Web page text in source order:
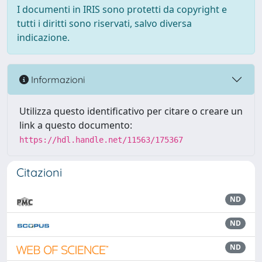
I documenti in IRIS sono protetti da copyright e
tutti i diritti sono riservati, salvo diversa
indicazione.
Informazioni
Utilizza questo identificativo per citare o creare un
link a questo documento:
https://hdl.handle.net/11563/175367
Citazioni
ND
ND
ND